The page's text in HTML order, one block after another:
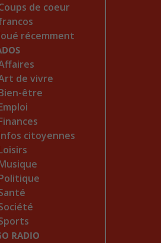
de coeur
récemment
de vivre
être
citoyennes
RADIO